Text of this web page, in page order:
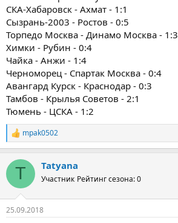
СКА-Хабаровск - Ахмат - 1:1
Сызрань-2003 - Ростов - 0:5
Торпедо Москва - Динамо Москва - 1:3
Химки - Рубин - 0:4
Чайка - Анжи - 1:4
Черноморец - Спартак Москва - 0:4
Авангард Курск - Краснодар - 0:3
Тамбов - Крылья Советов - 2:1
Тюмень - ЦСКА - 1:2
Р
е
к
и
mpak0502
T Tatyana
Участник Рейтинг сезона: 0
25.09.2018